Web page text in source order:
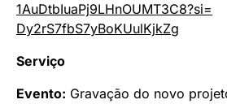
1AuDtbIuaPj9LHnOUMT3C8?si=
Dy2rS7fbS7yBoKUulKjkZg
Serviço
Evento: Gravação do novo